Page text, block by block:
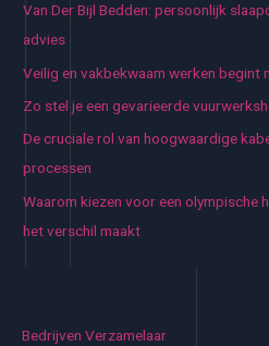
Van Der Bijl Bedden: persoonlijk
advies
Veilig en vakbekwaam werken begint
Zo stel je een gevarieerde
De cruciale rol van hoogwaardige
processen
Waarom kiezen voor een olympische
het verschil maakt
Bedrijven Verzamelaar